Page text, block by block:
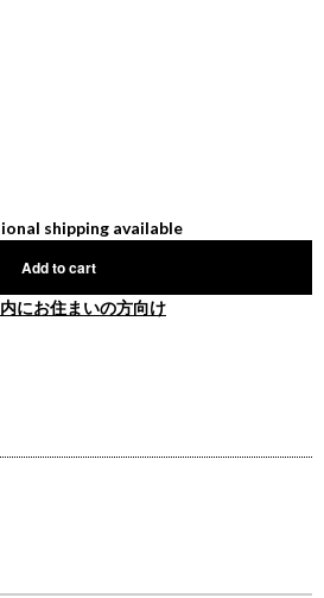
shipping available
Add to cart
にお住まいの方向け